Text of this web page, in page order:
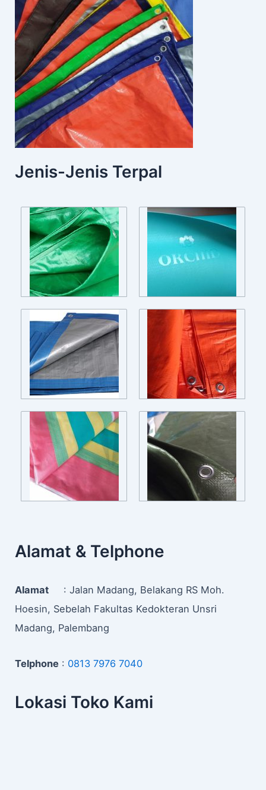
Jenis-Jenis Terpal
Alamat & Telphone
Alamat : Jalan Madang, Belakang RS Moh.
Hoesin, Sebelah Fakultas Kedokteran Unsri
Madang, Palembang
Telphone : 0813 7976 7040
Lokasi Toko Kami